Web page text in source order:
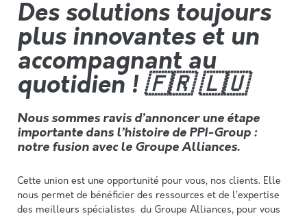
Des solutions toujours
plus innovantes et un
accompagnant au
quotidien ! 🇫🇷 🇱🇺
Nous sommes ravis d’annoncer une étape
importante dans l’histoire de PPI-Group :
notre fusion avec le Groupe Alliances.
Cette union est une opportunité pour vous, nos clients. Elle
nous permet de bénéficier des ressources et de l’expertise
des meilleurs spécialistes du Groupe Alliances, pour vous